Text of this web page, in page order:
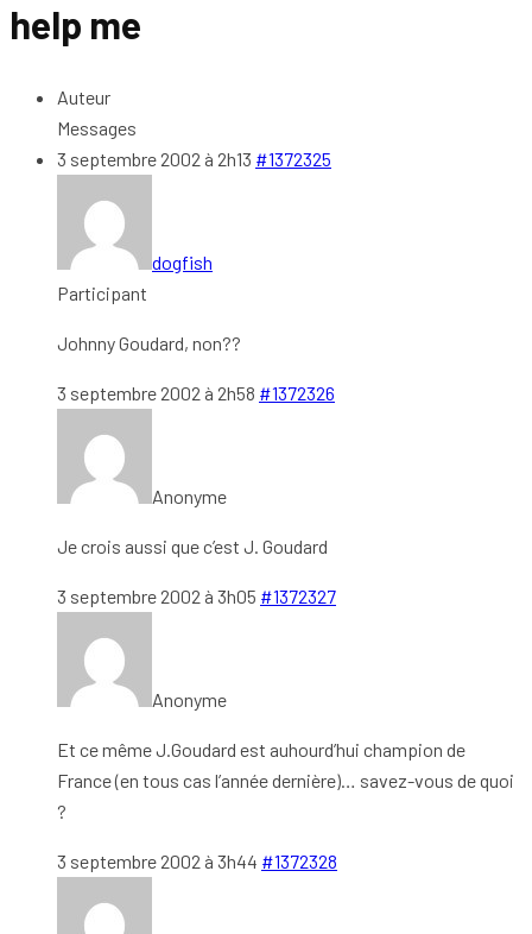
help me
Auteur
Messages
3 septembre 2002 à 2h13 #1372325
dogfish
Participant
Johnny Goudard, non??
3 septembre 2002 à 2h58 #1372326
Anonyme
Je crois aussi que c’est J. Goudard
3 septembre 2002 à 3h05 #1372327
Anonyme
Et ce même J.Goudard est auhourd’hui champion de
France (en tous cas l’année dernière)… savez-vous de quoi
?
3 septembre 2002 à 3h44 #1372328